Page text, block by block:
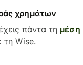
χρημάτων
πάντα τη μέση
Wise.